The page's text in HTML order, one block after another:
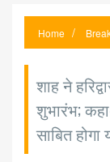
Home
शाह ने
शुभारंभ;
साबित